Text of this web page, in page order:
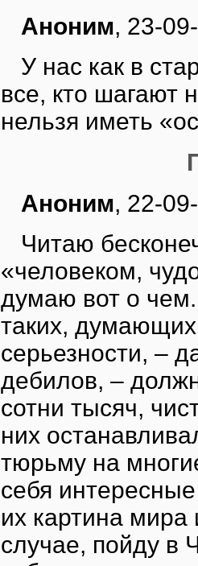
Аноним, 23-
У нас как в
все, кто шагают
нельзя иметь
Аноним, 22-
Читаю
«человеком,
думаю вот о
таких,
серьезности, –
дебилов, –
сотни тысяч,
них
тюрьму на
себя
их картина
случае, пойду в